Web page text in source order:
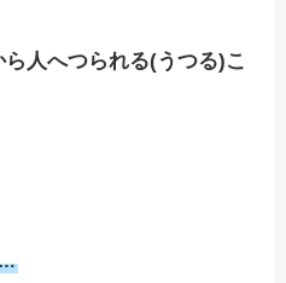
人へつられる(うつる)こ
…